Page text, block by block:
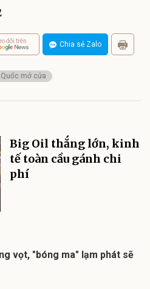
dõi trên Chia sẻ Zalo
mở cửa
Big Oil thắng lớn, kinh
tế toàn cầu gánh chi
phí
vọt, "bóng ma" lạm phát sẽ